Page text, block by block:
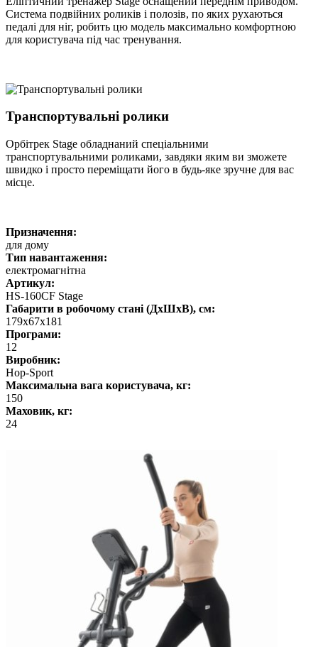
Система подвійних роликів і полозів, по яких рухаються
педалі для ніг, робить цю модель максимально комфортною
для користувача під час тренування.
Транспортувальні ролики
Орбітрек Stage обладнаний спеціальними
транспортувальними роликами, завдяки яким ви зможете
швидко і просто переміщати його в будь-яке зручне для вас
місце.
Призначення:
для дому
Тип навантаження:
електромагнітна
Артикул:
HS-160CF Stage
Габарити в робочому стані (ДхШхВ), см:
179x67x181
Програми:
12
Виробник:
Hop-Sport
Максимальна вага користувача, кг:
150
Маховик, кг:
24